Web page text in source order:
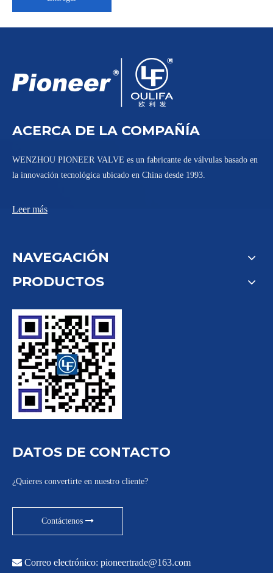
Válvula de bola sanitaria Tri-Clamp WQ81F-16P
ACERCA DE LA COMPAÑÍA
WENZHOU PIONEER VALVE es un fabricante de válvulas basado en
la innovación tecnológica ubicado en China desde 1993.
Leer más
NAVEGACIÓN
PRODUCTOS
DATOS DE CONTACTO
¿Quieres convertirte en nuestro cliente?
Contáctenos
 Correo electrónico: pioneertrade@163.com